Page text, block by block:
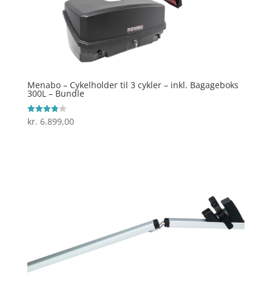
Menabo – Cykelholder til 3 cykler – inkl. Bagageboks
300L – Bundle
Vurderet
3.9
kr. 6.899,00